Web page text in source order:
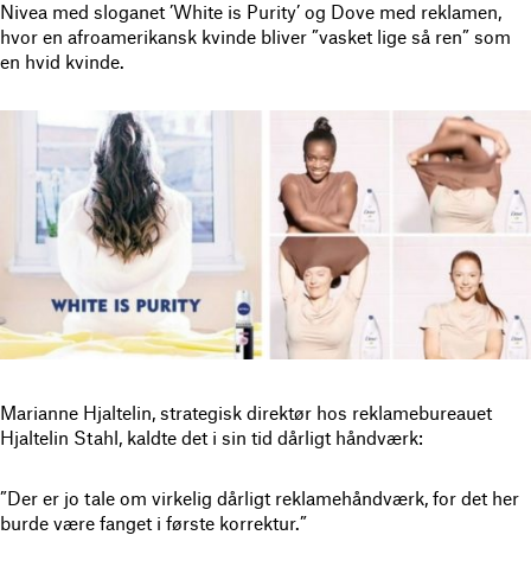
Nivea med sloganet ’White is Purity’ og Dove med reklamen,
hvor en afroamerikansk kvinde bliver ”vasket lige så ren” som
en hvid kvinde.
Marianne Hjaltelin, strategisk direktør hos reklamebureauet
Hjaltelin Stahl, kaldte det i sin tid dårligt håndværk:
”Der er jo tale om virkelig dårligt reklamehåndværk, for det her
burde være fanget i første korrektur.”